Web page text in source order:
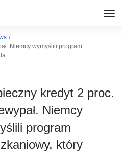
Niemcy wymyślili program
kredyt 2 proc.
Niemcy
program
który